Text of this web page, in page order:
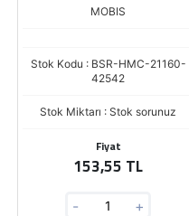
MOBIS
Stok Kodu : BSR-HMC-21160-
42542
Stok Miktarı : Stok sorunuz
Fiyat
153,55 TL
- +